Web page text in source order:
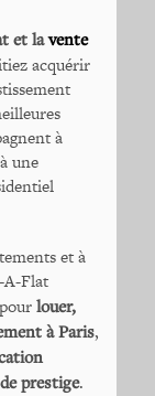
et lavente
acquérir
à
une
et à
A-Flat
louer,
à Paris,
prestige.